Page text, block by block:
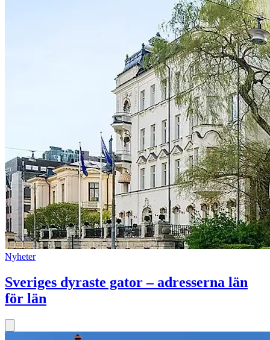
Nyheter
Sveriges dyraste gator – adresserna län
för län